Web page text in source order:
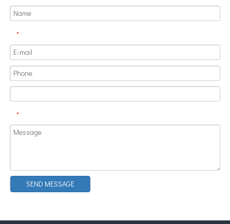
Aplicación de la tecnología de soldadura ultrasónica en suministros médicos
¿Cuál es el principio y la teoría de la máquina de soldadura de
*
*
SEND MESSAGE